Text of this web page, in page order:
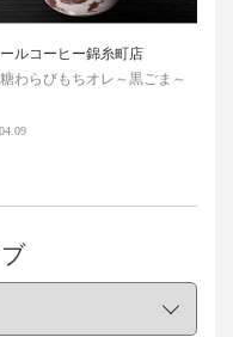
ールコーヒー錦糸町店
わらびもちオレ～黒ごま～